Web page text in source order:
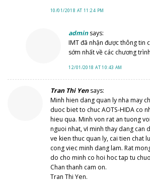
10/01/2018 AT 11:24 PM
admin says:
IMT đã nhận được thông tin
sớm nhất về các chương
12/01/2018 AT 10:43 AM
Tran Thi Yen says:
Minh hien dang quan ly nha may
duoc biet to chuc AOTS-HIDA co
hieu qua. Minh von rat an tuong
nguoi nhat, vI minh thay dang can
ve kien thuc quan ly, cai tien chat
cong viec minh dang lam. Rat
do cho minh co hoi hoc tap tu
Chan thanh cam on.
Tran Thi Yen.